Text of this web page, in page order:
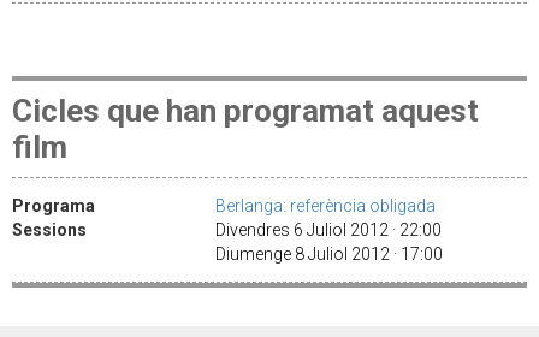
Cicles que han programat aquest
film
Programa
Berlanga: referència obligada
Sessions
Divendres 6 Juliol 2012 · 22:00
Diumenge 8 Juliol 2012 · 17:00